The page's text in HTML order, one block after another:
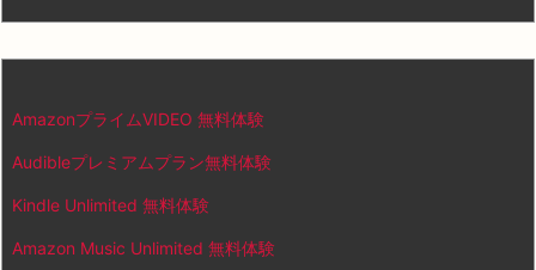
AmazonプライムVIDEO 無料体験
Audibleプレミアムプラン無料体験
Kindle Unlimited 無料体験
Amazon Music Unlimited 無料体験